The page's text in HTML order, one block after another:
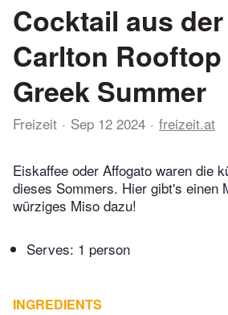
Cocktail aus
Carlton Rooftop
Greek Summer
Freizeit Sep 12 2024 freizeit.at
Eiskaffee oder Affogato waren die
dieses Sommers. Hier gibt's einen
würziges Miso dazu!
Serves: 1 person
INGREDIENTS